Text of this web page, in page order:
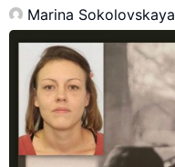
Marina Sokolovskaya